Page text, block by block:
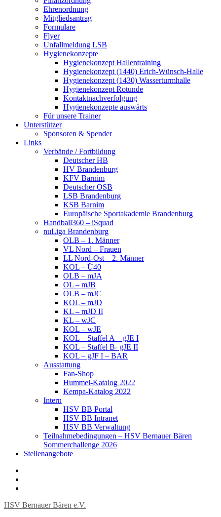
Ehrenordnung
Mitgliedsantrag
Formulare
Flyer
Unfallmeldung LSB
Hygienekonzepte
Hygienekonzept Hallentraining
Hygienekonzept (1440) Erich-Wünsch-Halle
Hygienekonzept (1430) Wasserturmhalle
Hygienekonzept Rotunde
Kontaktnachverfolgung
Hygienekonzepte auswärts
Für unsere Trainer
Unterstützer
Sponsoren & Spender
Links
Verbände / Fortbildung
Deutscher HB
HV Brandenburg
KFV Barnim
Deutscher OSB
LSB Brandenburg
KSB Barnim
Europäische Sportakademie Brandenburg
Handball360 – iSquad
nuLiga Brandenburg
OLB – 1. Männer
VL Nord – Frauen
LL Nord-Ost – 2. Männer
KOL – Ü40
OLB – mJA
OL – mJB
OLB – mJC
KOL – mJD
KL – mJD II
KL – wJC
KOL – wJE
KOL – Staffel A – gJE I
KOL – Staffel B- gJE II
KOL – gJF I – BAR
Ausstattung
Fan-Shop
Hummel-Katalog 2022
Kempa-Katalog 2022
Intern
HSV BB Portal
HSV BB Intranet
HSV BB Verwaltung
Teilnahmebedingungen – HSV Bernauer Bären
Sommerchallenge 2026
Stellenangebote
HSV Bernauer Bären e.V.